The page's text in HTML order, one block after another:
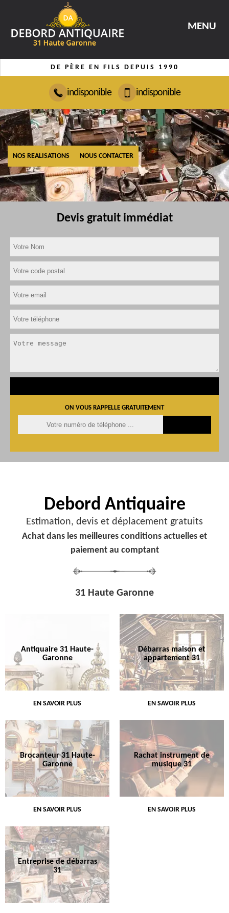
MENU
DE PÈRE EN FILS DEPUIS 1990
indisponible indisponible
NOS REALISATIONS NOUS CONTACTER
Devis gratuit immédiat
ON VOUS RAPPELLE GRATUITEMENT
Debord Antiquaire
Estimation, devis et déplacement gratuits
Achat dans les meilleures conditions actuelles et
paiement au comptant
31 Haute Garonne
Antiquaire 31 Haute-
Garonne
EN SAVOIR PLUS
Débarras maison et
appartement 31
EN SAVOIR PLUS
Brocanteur 31 Haute-
Garonne
EN SAVOIR PLUS
Rachat instrument de
musique 31
EN SAVOIR PLUS
Entreprise de débarras
31